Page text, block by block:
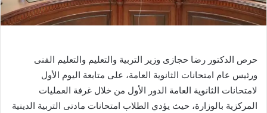
حرص الدكتور رضا حجازى وزير التربية والتعليم والتعليم الفنى
ورئيس عام امتحانات الثانوية العامة، على متابعة اليوم الأول
لامتحانات الثانوية العامة الدور الأول من خلال غرفة العمليات
المركزية بالوزارة، حيث يؤدي الطلاب امتحانات مادتى التربية الدينية